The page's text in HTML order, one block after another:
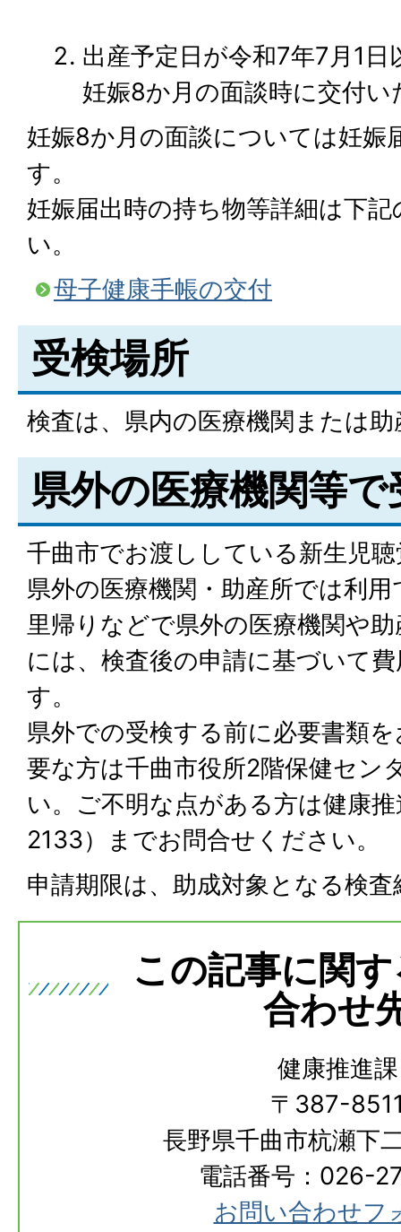
出産予定日が令和7年7月1日
妊娠8か月の面談時に交付い
妊娠8か月の面談については妊娠
す。
妊娠届出時の持ち物等詳細は下
い。
母子健康手帳の交付
受検場所
検査は、県内の医療機関または
県外の医療機関等
千曲市でお渡ししている新生児
県外の医療機関・助産所では利
里帰りなどで県外の医療機関や
には、検査後の申請に基づいて
す。
県外での受検する前に必要書類
要な方は千曲市役所2階保健セン
い。ご不明な点がある方は健康
2133）までお問合せください。
申請期限は、助成対象となる検
この記事に関
合わせ
健康推進課
〒387-
長野県千曲市杭瀬下
電話番号：026-
お問い合わせフ